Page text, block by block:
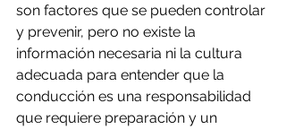
son factores que se pueden controlar
y prevenir, pero no existe la
información necesaria ni la cultura
adecuada para entender que la
conducción es una responsabilidad
que requiere preparación y un